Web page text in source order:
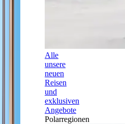
Alle
unsere
neuen
Reisen
und
exklusiven
Angebote
Polarregionen